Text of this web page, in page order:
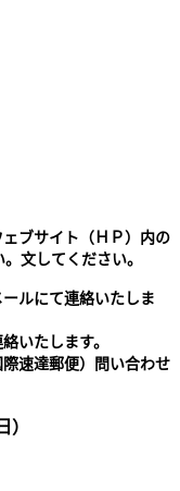
ェブサイト（ＨＰ）内の
文してください。
ルにて連絡いたしま
いたします。
際速達郵便）問い合わせ
）